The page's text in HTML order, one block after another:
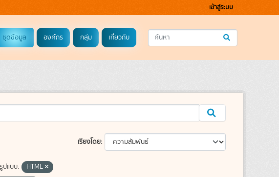
เข้าสู่ระบบ
ชุดข้อมูล องค์กร กลุ่ม เกี่ยวกับ
เรียงโดย
รูปแบบ:
HTML